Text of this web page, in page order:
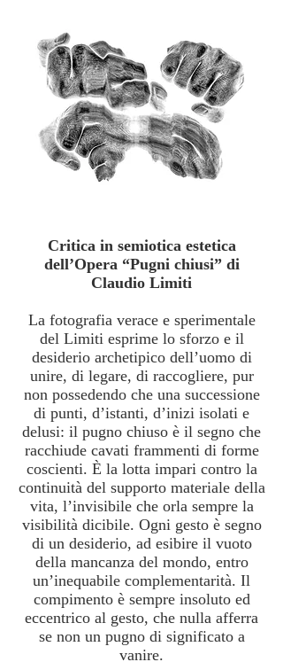
Critica in semiotica estetica
dell’Opera “Pugni chiusi” di
Claudio Limiti
La fotografia verace e sperimentale
del Limiti esprime lo sforzo e il
desiderio archetipico dell’uomo di
unire, di legare, di raccogliere, pur
non possedendo che una successione
di punti, d’istanti, d’inizi isolati e
delusi: il pugno chiuso è il segno che
racchiude cavati frammenti di forme
coscienti. È la lotta impari contro la
continuità del supporto materiale della
vita, l’invisibile che orla sempre la
visibilità dicibile. Ogni gesto è segno
di un desiderio, ad esibire il vuoto
della mancanza del mondo, entro
un’inequabile complementarità. Il
compimento è sempre insoluto ed
eccentrico al gesto, che nulla afferra
se non un pugno di significato a
vanire.